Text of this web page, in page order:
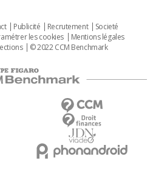
Publicité Recrutement
Societé
les cookies
Mentions légales
© 2022 CCM Benchmark